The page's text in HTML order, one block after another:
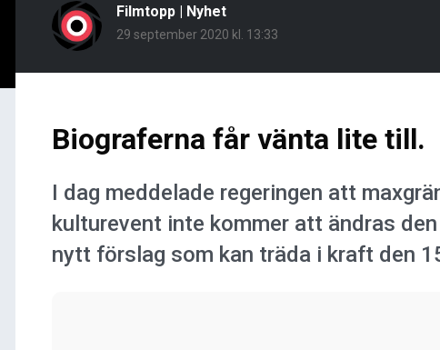
Filmtopp | Nyhet
29 september 2020 kl. 13:33
Biograferna får vänta lite till.
I dag meddelade regeringen att
kulturevent inte kommer att ändras
nytt förslag som kan träda i kraft den